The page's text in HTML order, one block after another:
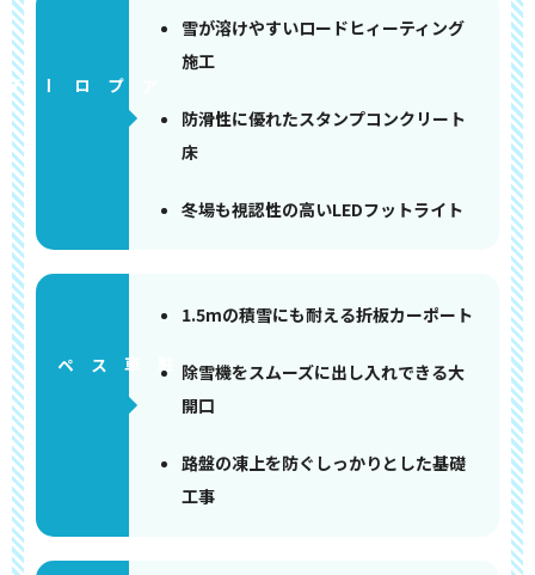
アプローチ
雪が溶けやすいロードヒィーティング
施工
防滑性に優れたスタンプコンクリート
床
冬場も視認性の高いLEDフットライト
1.5mの積雪にも耐える折板カーポート
除雪機をスムーズに出し入れできる大
開口
路盤の凍上を防ぐしっかりとした基礎
工事